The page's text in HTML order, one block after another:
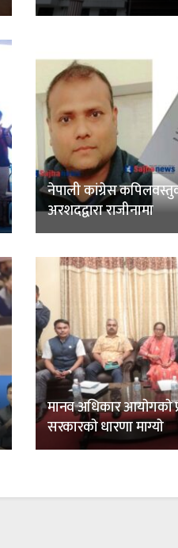
नेपाली कांग्रेस
अरशदद्वारा राजीनामा
मानव अधिकार आयाेगकाे
सरकारकाे धारणा माग्याे